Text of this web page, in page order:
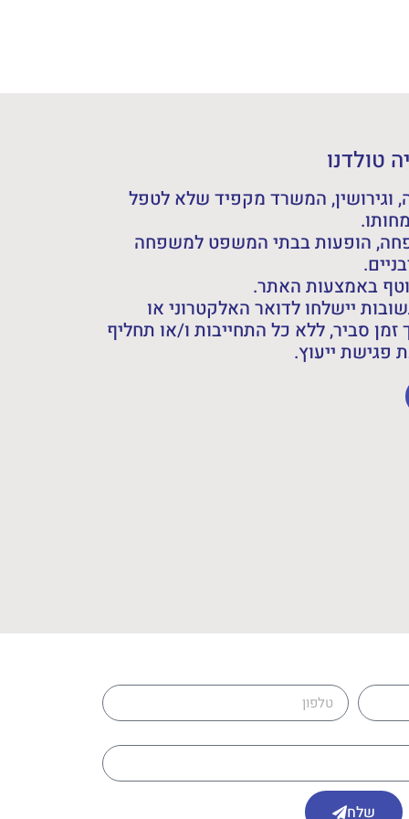
טולדנו
וגירושין, המשרד מקפיד שלא לטפל
הופעות בבתי המשפט למשפחה
באמצעות האתר.
יישלחו לדואר האלקטרוני או
זמן סביר, ללא כל התחייבות ו/או תחליף
ייעוץ.
שלח